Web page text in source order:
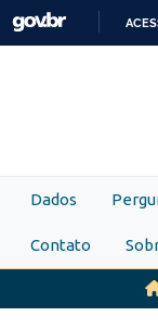
Skip to main content
Dados
Contato